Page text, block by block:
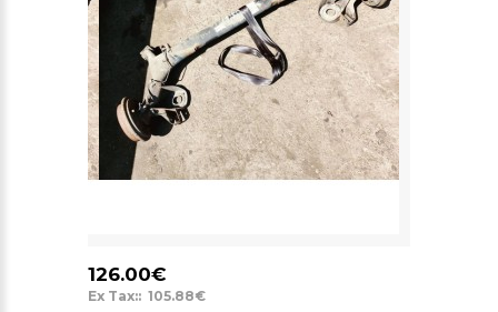
126.00€
Ex Tax:: 105.88€